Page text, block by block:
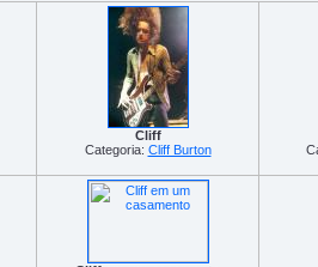
Cliff
Categoria: Cliff Burton